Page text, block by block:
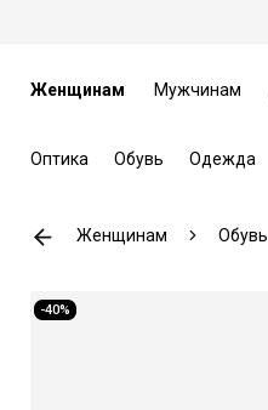
Женщинам Мужчинам
Оптика Обувь Одежда
Женщинам Обувь
-40%